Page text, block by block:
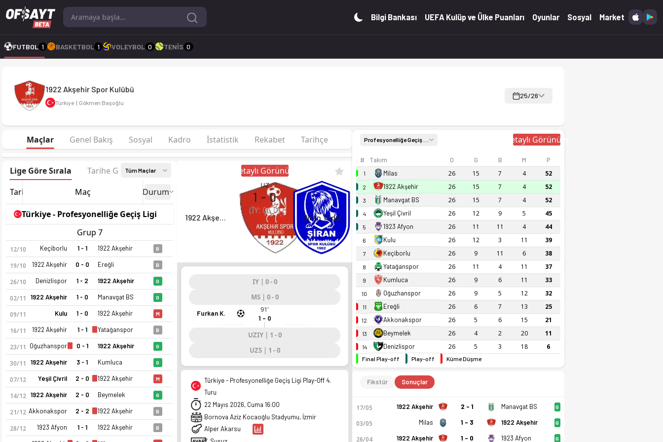
1922 Akşehir Spor Kulübü 25-26 sezonu | Profesyonelliğe Geçiş Ligi Grup 7'de 2. sırada, 52 puan. Kadro, fikstür ve canlı skor Ofsayt'ta.
Bilgi Bankası UEFA Kulüp ve Ülke Puanları Oyunlar Sosyal Market
FUTBOL 1 BASKETBOL 1 VOLEYBOL 0 TENİS 0
1922 Akşehir Spor Kulübü
Türkiye | Gökmen Başoğlu
25/26
Maçlar Genel Bakış Sosyal Kadro İstatistik Rekabet Tarihçe
Lige Göre Sırala Tarihe Göre Sırala
Tüm Maçlar
Tarih Maç Durum
Türkiye - Profesyonelliğe Geçiş Ligi
Grup 7
12/10 Keçiborlu 1 - 1 1922 Akşehir B
19/10 1922 Akşehir 0 - 0 Ereğli B
26/10 Denizlispor 1 - 2 1922 Akşehir G
02/11 1922 Akşehir 1 - 0 Manavgat BS G
09/11 Kulu 1 - 0 1922 Akşehir M
16/11 1922 Akşehir 1 - 1 Yatağanspor B
23/11 Oğuzhanspor 0 - 1 1922 Akşehir G
30/11 1922 Akşehir 3 - 1 Kumluca G
07/12 Yeşil Çivril 2 - 0 1922 Akşehir M
14/12 1922 Akşehir 2 - 0 Beymelek G
21/12 Akkonakspor 2 - 2 1922 Akşehir B
28/12 1923 Afyon 1 - 1 1922 Akşehir B
Detaylı Görünüm
1922 Akşehir
UZ
1 - 0
(İY: 0-0)
Şiran Yıldız
IY | 0 - 0
MS | 0 - 0
Furkan K. 91'
1 - 0
UZIY | 1 - 0
UZS | 1 - 0
Türkiye - Profesyonelliğe Geçiş Ligi Play-Off 4.
Turu
22 Mayıs 2026, Cuma 16:00
Bornova Aziz Kocaoğlu Stadyumu, İzmir
Alper Akarsu
Detaylı Görünüm
# Takım O G B M P
1 Milas 26 15 7 4 52
2 1922 Akşehir 26 15 7 4 52
3 Manavgat BS 26 15 7 4 52
4 Yeşil Çivril 26 12 9 5 45
5 1923 Afyon 26 11 11 4 44
6 Kulu 26 12 3 11 39
7 Keçiborlu 26 9 11 6 38
8 Yatağanspor 26 11 4 11 37
9 Kumluca 26 9 6 11 33
10 Oğuzhanspor 26 9 5 12 32
11 Ereğli 26 6 7 13 25
12 Akkonakspor 26 5 6 15 21
13 Beymelek 26 4 2 20 11
14 Denizlispor 26 5 3 18 6
Final Play-off Play-off Küme Düşme
Fikstür Sonuçlar
17/05 1922 Akşehir 2 - 1 Manavgat BS G
03/05 Milas 1 - 3 1922 Akşehir G
26/04 1922 Akşehir 1 - 0 1923 Afyon G